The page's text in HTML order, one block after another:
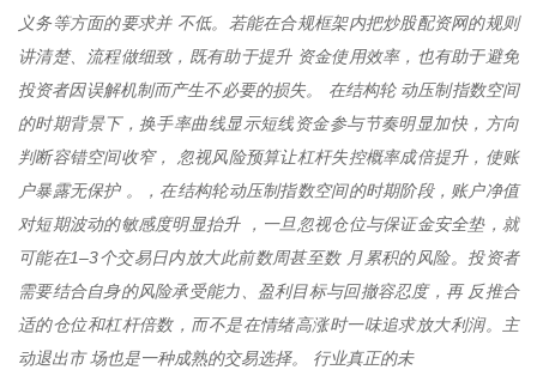
义务等方面的要求并 不低。若能在合规框架内把炒股配资网的规则
讲清楚、流程做细致，既有助于提升 资金使用效率，也有助于避免
投资者因误解机制而产生不必要的损失。 在结构轮 动压制指数空间
的时期背景下，换手率曲线显示短线资金参与节奏明显加快，方向
判断容错空间收窄， 忽视风险预算让杠杆失控概率成倍提升，使账
户暴露无保护 。，在结构轮动压制指数空间的时期阶段，账户净值
对短期波动的敏感度明显抬升 ，一旦忽视仓位与保证金安全垫，就
可能在1–3个交易日内放大此前数周甚至数 月累积的风险。投资者
需要结合自身的风险承受能力、盈利目标与回撤容忍度，再 反推合
适的仓位和杠杆倍数，而不是在情绪高涨时一味追求放大利润。主
动退出市 场也是一种成熟的交易选择。 行业真正的未